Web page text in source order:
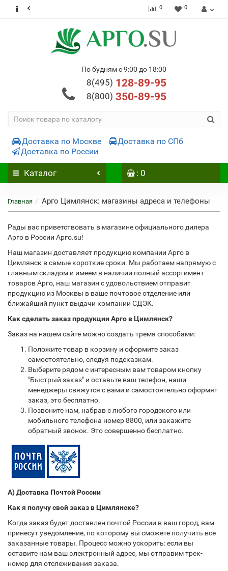
0 0
По будням с 9:00 до 18:00
8(495) 128-89-95
8(800) 350-89-95
Доставка по Москве
Доставка по СПб
Доставка по России
Каталог : 0
Главная Арго Цимлянск: магазины адреса и телефоны
Рады вас приветствовать в магазине официального дилера
Арго в России Арго.su!
Наш магазин доставляет продукцию компании Арго в
Цимлянск в самые короткие сроки. Мы работаем напрямую с
главным складом и имеем в наличии полный ассортимент
товаров Арго, наш магазин с удовольствием отправит
продукцию из Москвы в ваше почтовое отделение или
ближайший пункт выдачи компании СДЭК.
Как сделать заказ продукции Арго в Цимлянск?
Заказ на нашем сайте можно создать тремя способами:
Положите товар в корзину и оформите заказ
самостоятельно, следуя подсказкам.
Выберите рядом с интересным вам товаром кнопку
"Быстрый заказ" и оставьте ваш телефон, наши
менеджеры свяжутся с вами и самостоятельно оформят
заказ, это бесплатно.
Позвоните нам, набрав с любого городского или
мобильного телефона номер 8800, или закажите
обратный звонок. Это совершенно бесплатно.
А) Доставка Почтой России
Как я получу свой заказ в Цимлянске?
Когда заказ будет доставлен почтой России в ваш город, вам
принесут уведомление, по которому вы сможете получить все
заказанные товары. Процесс можно ускорить: если вы
оставите нам ваш электронный адрес, мы отправим трек-
номер для отслеживания заказа.